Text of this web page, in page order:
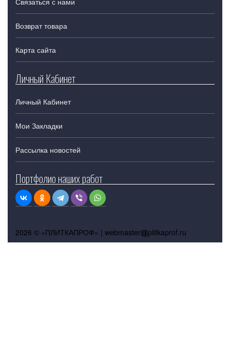
Возврат товара
Карта сайта
Личный Кабинет
Личный Кабинет
Мои Закладки
Рассылка новостей
Портфолио наших работ
2026 © «ПЛИТКАПРОФ» | webmaster plitkaprof.ru